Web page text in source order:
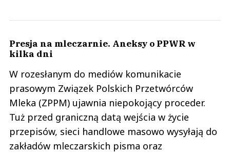
Presja na mleczarnie. Aneksy o PPWR w
kilka dni
W rozesłanym do mediów komunikacie
prasowym Związek Polskich Przetwórców
Mleka (ZPPM) ujawnia niepokojący proceder.
Tuż przed graniczną datą wejścia w życie
przepisów, sieci handlowe masowo wysyłają do
zakładów mleczarskich pisma oraz